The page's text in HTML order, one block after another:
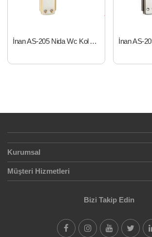
İnan AS-205 Nida Wc Kol Alb. Saten
Kurumsal
Müşteri Hizmetleri
Bizi Takip Edin